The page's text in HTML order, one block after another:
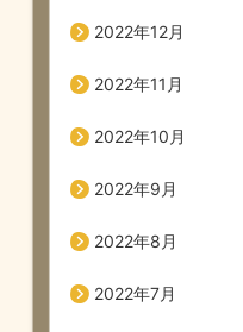
2022年12月
2022年11月
2022年10月
2022年9月
2022年8月
2022年7月